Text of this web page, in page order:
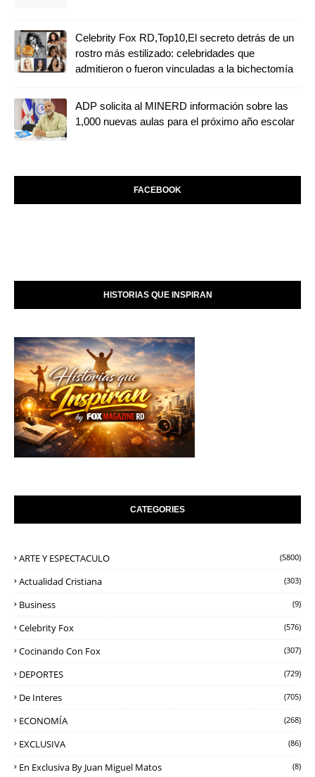
Celebrity Fox RD,Top10,El secreto detrás de un
rostro más estilizado: celebridades que
admitieron o fueron vinculadas a la bichectomía
ADP solicita al MINERD información sobre las
1,000 nuevas aulas para el próximo año escolar
FACEBOOK
HISTORIAS QUE INSPIRAN
CATEGORIES
ARTE Y ESPECTACULO (5800)
Actualidad Cristiana (303)
Business (9)
Celebrity Fox (576)
Cocinando Con Fox (307)
DEPORTES (729)
De Interes (705)
ECONOMÍA (268)
EXCLUSIVA (86)
En Exclusiva By Juan Miguel Matos (8)